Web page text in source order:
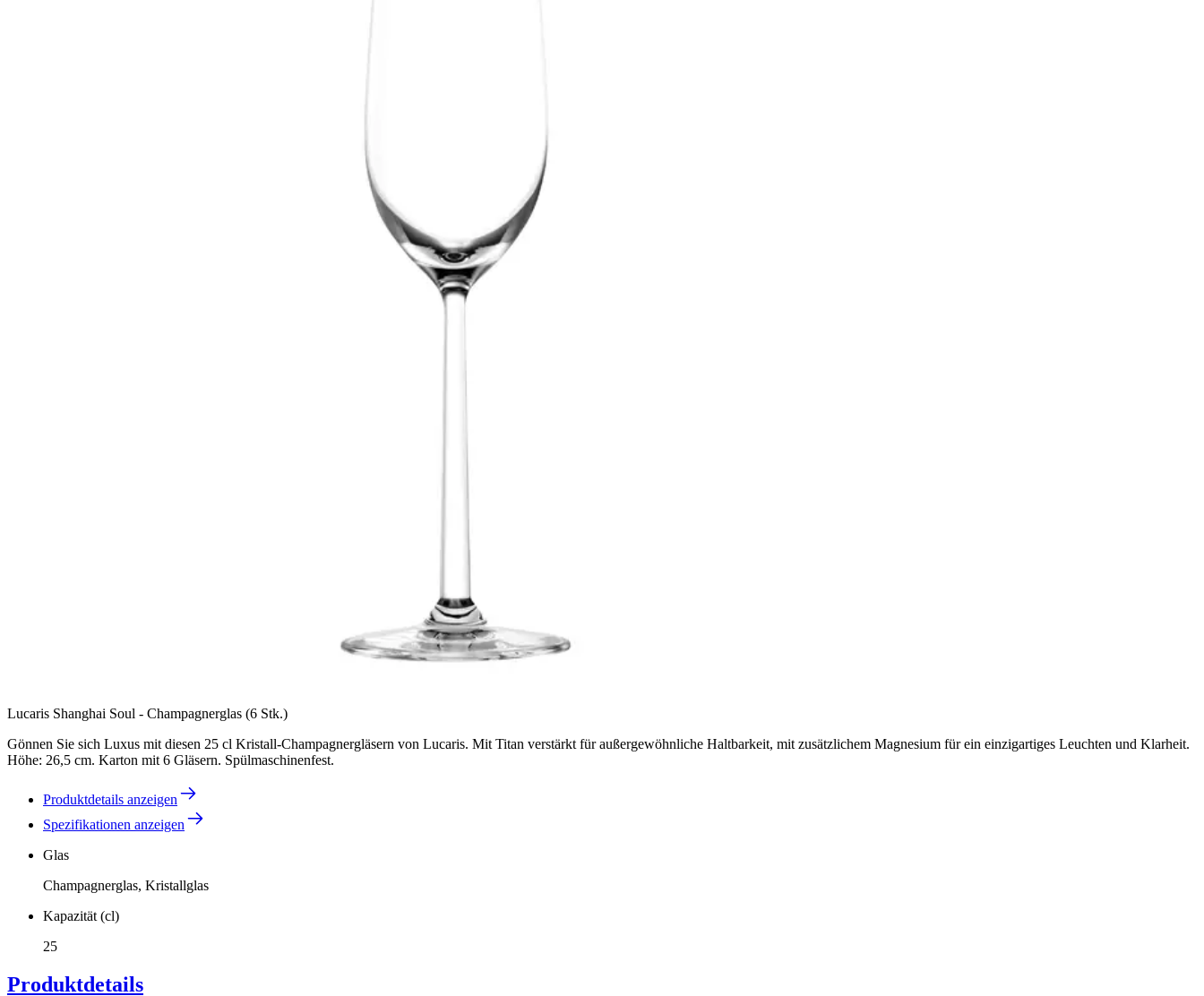
Lucaris Shanghai Soul - Champagnerglas (6 Stk.)
Gönnen Sie sich Luxus mit diesen 25 cl Kristall-Champagnergläsern von Lucaris. Mit Titan verstärkt für außergewöhnliche Haltbarkeit, mit zusätzlichem Magnesium für ein einzigartiges Leuchten und Klarheit.
Höhe: 26,5 cm. Karton mit 6 Gläsern. Spülmaschinenfest.
Produktdetails anzeigen
Spezifikationen anzeigen
Glas
Champagnerglas, Kristallglas
Kapazität (cl)
25
Produktdetails